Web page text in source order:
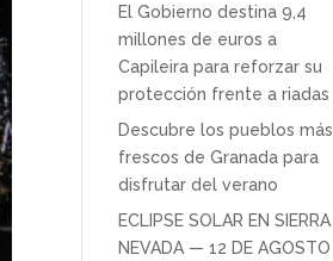
El Gobierno destina 9,4
millones de euros a
Capileira para reforzar su
protección frente a riadas
Descubre los pueblos más
frescos de Granada para
disfrutar del verano
ECLIPSE SOLAR EN SIERRA
NEVADA — 12 DE AGOSTO